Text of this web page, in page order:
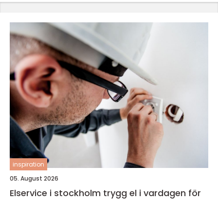
inspiration
05. August 2026
Elservice i stockholm trygg el i vardagen för